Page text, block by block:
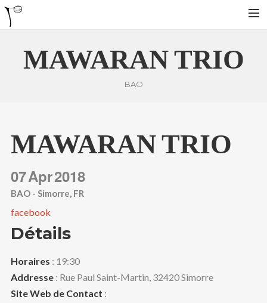
HOME
BIO
VIDEOS
PHOTOS
TOUR DATES
SHOP
CONTACT
RECHERCHE
MAWARAN TRIO
BAO
MAWARAN TRIO
07Apr2018
BAO - Simorre, FR
facebook
Détails
Horaires : 19:30
Addresse: Rue Paul Saint-Martin, 32420 Simorre
Site Web de Contact :